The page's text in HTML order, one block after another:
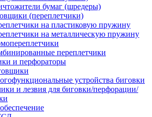
бумаг (шредеры)
(переплетчики)
на пластиковую пружину
на металлическую пружину
переплетчики
и перфораторы
устройства биговки
и лезвия для биговки/перфорации/